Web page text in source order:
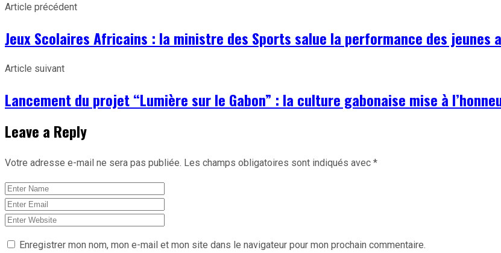
Partager
Article précédent
Jeux Scolaires Africains : la ministre des Sports salue la performance des jeunes
Article suivant
Lancement du projet “Lumière sur le Gabon” : la culture gabonaise mise à
Leave a Reply
Votre adresse e-mail ne sera pas publiée. Les champs obligatoires sont indiqués avec *
Enregistrer mon nom, mon e-mail et mon site dans le navigateur pour mon prochain commentaire.